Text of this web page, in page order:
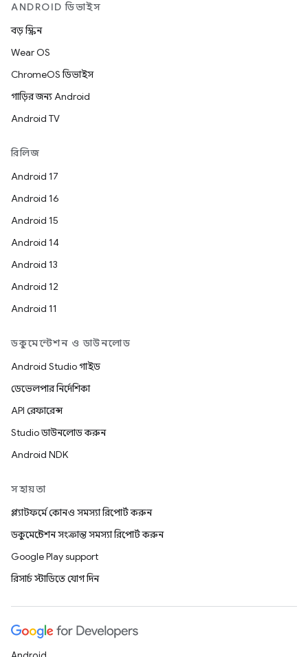
ANDROID ডিভাইস
বড় স্ক্রিন
Wear OS
ChromeOS ডিভাইস
গাড়ির জন্য Android
Android TV
রিলিজ
Android 17
Android 16
Android 15
Android 14
Android 13
Android 12
Android 11
ডকুমেন্টেশন ও ডাউনলোড
Android Studio গাইড
ডেভেলপার নির্দেশিকা
API রেফারেন্স
Studio ডাউনলোড করুন
Android NDK
সহায়তা
প্ল্যাটফর্মে কোনও সমস্যা রিপোর্ট করুন
ডকুমেন্টেশন সংক্রান্ত সমস্যা রিপোর্ট করুন
Google Play support
রিসার্চ স্টাডিতে যোগ দিন